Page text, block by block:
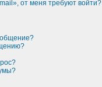
от меня требуют войти?